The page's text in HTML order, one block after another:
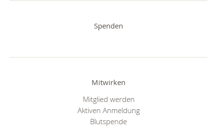
Spenden
Mitwirken
Mitglied werden
Aktiven Anmeldung
Blutspende